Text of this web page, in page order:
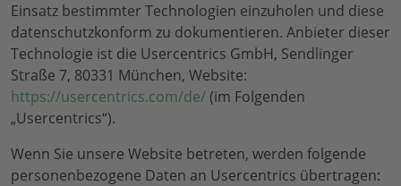
Einsatz bestimmter Technologien einzuholen und diese
datenschutzkonform zu dokumentieren. Anbieter dieser
Technologie ist die Usercentrics GmbH, Sendlinger
Straße 7, 80331 München, Website:
https://usercentrics.com/de/(im Folgenden
„Usercentrics“).
Wenn Sie unsere Website betreten, werden folgende
personenbezogene Daten an Usercentrics übertragen: